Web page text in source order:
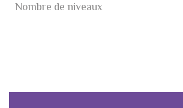
Nombre de niveaux